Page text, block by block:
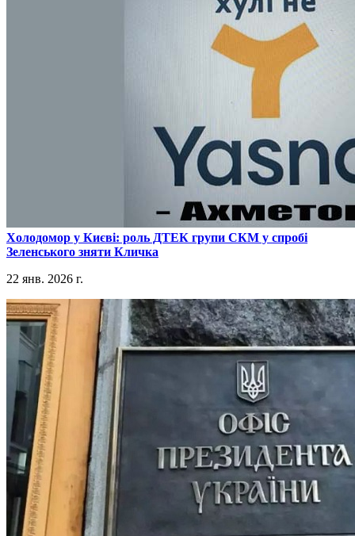
​Холодомор у Києві: роль ДТЕК групи СКМ у спробі
Зеленського зняти Кличка
22 янв. 2026 г.